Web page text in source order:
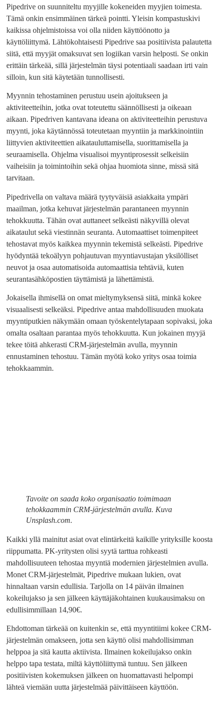
Pipedrive on suunniteltu myyjille kokeneiden myyjien toimesta.
Tämä onkin ensimmäinen tärkeä pointti. Yleisin kompastuskivi
kaikissa ohjelmistoissa voi olla niiden käyttöönotto ja
käyttöliittymä. Lähtökohtaisesti Pipedrive saa positiivista palautetta
siitä, että myyjät omaksuvat sen logiikan varsin helposti. Se onkin
erittäin tärkeää, sillä järjestelmän täysi potentiaali saadaan irti vain
silloin, kun sitä käytetään tunnollisesti.
Myynnin tehostaminen perustuu usein ajoitukseen ja
aktiviteetteihin, jotka ovat toteutettu säännöllisesti ja oikeaan
aikaan. Pipedriven kantavana ideana on aktiviteetteihin perustuva
myynti, joka käytännössä toteutetaan myyntiin ja markkinointiin
liittyvien aktiviteettien aikatauluttamisella, suorittamisella ja
seuraamisella. Ohjelma visualisoi myyntiprosessit selkeisiin
vaiheisiin ja toimintoihin sekä ohjaa huomiota sinne, missä sitä
tarvitaan.
Pipedrivella on valtava määrä tyytyväisiä asiakkaita ympäri
maailman, jotka kehuvat järjestelmän parantaneen myynnin
tehokkuutta. Tähän ovat auttaneet selkeästi näkyvillä olevat
aikataulut sekä viestinnän seuranta. Automaattiset toimenpiteet
tehostavat myös kaikkea myynnin tekemistä selkeästi. Pipedrive
hyödyntää tekoälyyn pohjautuvan myyntiavustajan yksilölliset
neuvot ja osaa automatisoida automaattisia tehtäviä, kuten
seurantasähköpostien täyttämistä ja lähettämistä.
Jokaisella ihmisellä on omat mieltymyksensä siitä, minkä kokee
visuaalisesti selkeäksi. Pipedrive antaa mahdollisuuden muokata
myyntiputkien näkymään omaan työskentelytapaan sopivaksi, joka
omalta osaltaan parantaa myös tehokkuutta. Kun jokainen myyjä
tekee töitä ahkerasti CRM-järjestelmän avulla, myynnin
ennustaminen tehostuu. Tämän myötä koko yritys osaa toimia
tehokkaammin.
Tavoite on saada koko organisaatio toimimaan
tehokkaammin CRM-järjestelmän avulla. Kuva
Unsplash.com.
Kaikki yllä mainitut asiat ovat elintärkeitä kaikille yrityksille koosta
riippumatta. PK-yritysten olisi syytä tarttua rohkeasti
mahdollisuuteen tehostaa myyntiä modernien järjestelmien avulla.
Monet CRM-järjestelmät, Pipedrive mukaan lukien, ovat
hinnaltaan varsin edullisia. Tarjolla on 14 päivän ilmainen
kokeilujakso ja sen jälkeen käyttäjäkohtainen kuukausimaksu on
edullisimmillaan 14,90€.
Ehdottoman tärkeää on kuitenkin se, että myyntitiimi kokee CRM-
järjestelmän omakseen, jotta sen käyttö olisi mahdollisimman
helppoa ja sitä kautta aktiivista. Ilmainen kokeilujakso onkin
helppo tapa testata, miltä käyttöliittymä tuntuu. Sen jälkeen
positiivisten kokemuksen jälkeen on huomattavasti helpompi
lähteä viemään uutta järjestelmää päivittäiseen käyttöön.